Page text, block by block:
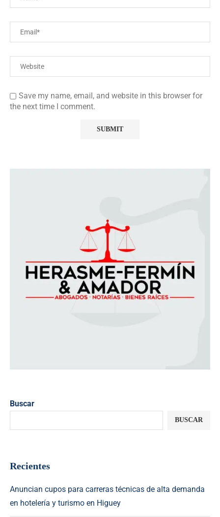
Save my name, email, and website in this browser for
the next time I comment.
Buscar
BUSCAR
Recientes
Anuncian cupos para carreras técnicas de alta demanda
en hotelería y turismo en Higuey